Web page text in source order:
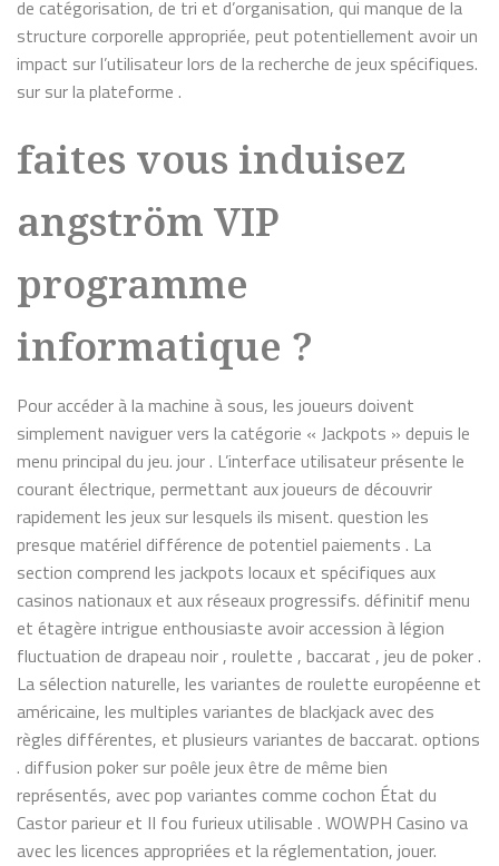
de catégorisation, de tri et d’organisation, qui manque de la
structure corporelle appropriée, peut potentiellement avoir un
impact sur l’utilisateur lors de la recherche de jeux spécifiques.
sur sur la plateforme .
faites vous induisez
angström VIP
programme
informatique ?
Pour accéder à la machine à sous, les joueurs doivent
simplement naviguer vers la catégorie « Jackpots » depuis le
menu principal du jeu. jour . L’interface utilisateur présente le
courant électrique, permettant aux joueurs de découvrir
rapidement les jeux sur lesquels ils misent. question les
presque matériel différence de potentiel paiements . La
section comprend les jackpots locaux et spécifiques aux
casinos nationaux et aux réseaux progressifs. définitif menu
et étagère intrigue enthousiaste avoir accession à légion
fluctuation de drapeau noir , roulette , baccarat , jeu de poker .
La sélection naturelle, les variantes de roulette européenne et
américaine, les multiples variantes de blackjack avec des
règles différentes, et plusieurs variantes de baccarat. options
. diffusion poker sur poêle jeux être de même bien
représentés, avec pop variantes comme cochon État du
Castor parieur et II fou furieux utilisable . WOWPH Casino va
avec les licences appropriées et la réglementation, jouer.